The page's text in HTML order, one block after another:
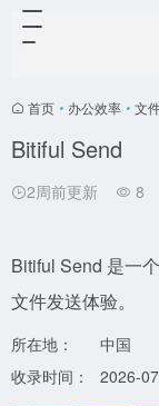
首页 • 办公效率 • 文
Bitiful Send
2周前更新 8
Bitiful Send 是一
文件发送体验。
所在地：
中国
收录时间：
2026-